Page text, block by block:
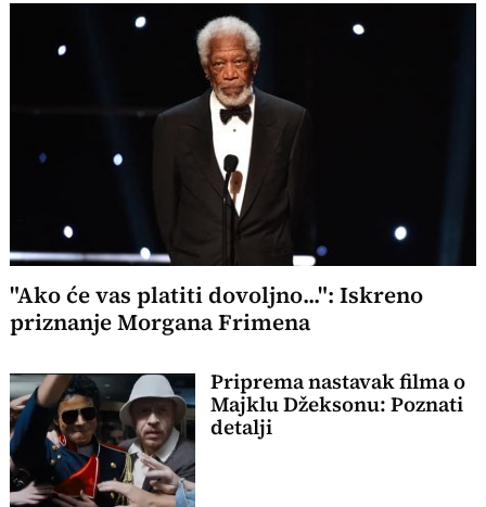
"Ako će vas platiti dovoljno...": Iskreno
priznanje Morgana Frimena
Priprema nastavak filma o
Majklu Džeksonu: Poznati
detalji